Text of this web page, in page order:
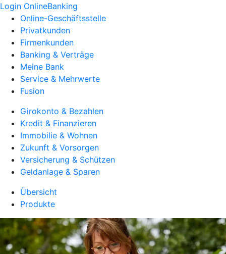
Login OnlineBanking
Online-Geschäftsstelle
Privatkunden
Firmenkunden
Banking & Verträge
Meine Bank
Service & Mehrwerte
Fusion
Girokonto & Bezahlen
Kredit & Finanzieren
Immobilie & Wohnen
Zukunft & Vorsorgen
Versicherung & Schützen
Geldanlage & Sparen
Übersicht
Produkte